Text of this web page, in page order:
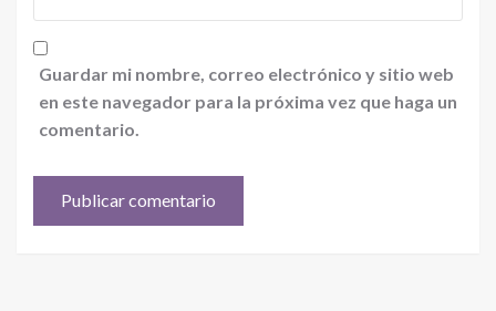
Guardar mi nombre, correo electrónico y sitio web
en este navegador para la próxima vez que haga un
comentario.